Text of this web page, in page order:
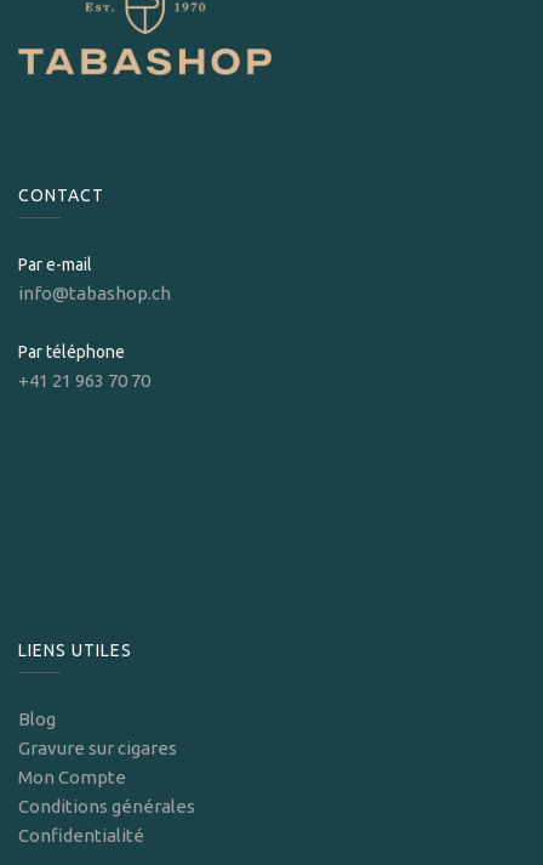
CONTACT
Par e-mail
info@tabashop.ch
Par téléphone
+41 21 963 70 70
LIENS UTILES
Blog
Gravure sur cigares
Mon Compte
Conditions générales
Confidentialité